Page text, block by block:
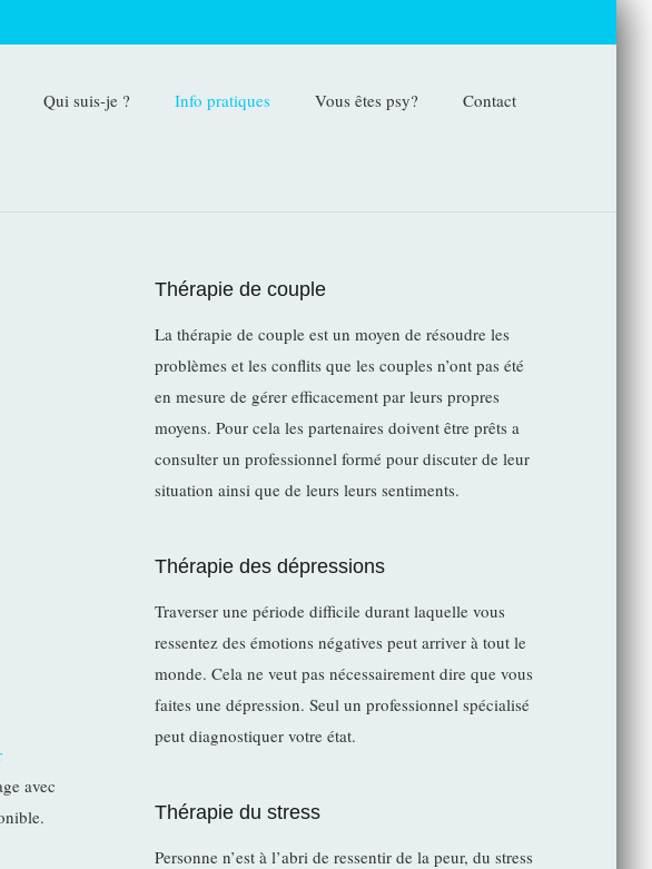
Qui suis-je ? Info pratiques Vous êtes psy? Contact
avec
Thérapie de couple
La thérapie de couple est un moyen de résoudre les
problèmes et les conflits que les couples n’ont pas été
en mesure de gérer efficacement par leurs propres
moyens. Pour cela les partenaires doivent être prêts a
consulter un professionnel formé pour discuter de leur
situation ainsi que de leurs leurs sentiments.
Thérapie des dépressions
Traverser une période difficile durant laquelle vous
ressentez des émotions négatives peut arriver à tout le
monde. Cela ne veut pas nécessairement dire que vous
faites une dépression. Seul un professionnel spécialisé
peut diagnostiquer votre état.
Thérapie du stress
Personne n’est à l’abri de ressentir de la peur, du stress